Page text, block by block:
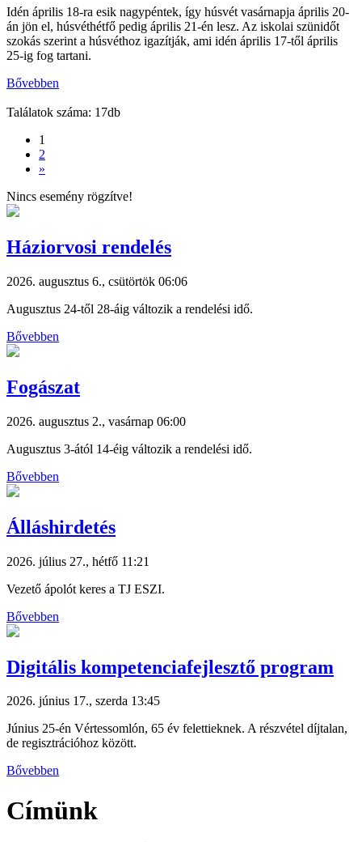
Idén április 18-ra esik nagypéntek, így húsvét vasárnapja április 20-
án jön el, húsvéthétfő pedig április 21-én lesz. Az iskolai szünidőt
szokás szerint a húsvéthoz igazítják, ami idén április 17-től április
25-ig fog tartani.
Bővebben
Találatok száma: 17db
1
2
»
Nincs esemény rögzítve!
Háziorvosi rendelés
2026. augusztus 6., csütörtök 06:06
Augusztus 24-től 28-áig változik a rendelési idő.
Bővebben
Fogászat
2026. augusztus 2., vasárnap 06:00
Augusztus 3-ától 14-éig változik a rendelési idő.
Bővebben
Álláshirdetés
2026. július 27., hétfő 11:21
Vezető ápolót keres a TJ ESZI.
Bővebben
Digitális kompetenciafejlesztő program
2026. június 17., szerda 13:45
Június 25-én Vértessomlón, 65 év felettieknek. A részvétel díjtalan,
de regisztrációhoz között.
Bővebben
Címünk